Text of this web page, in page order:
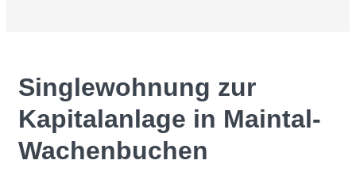
Singlewohnung zur
Kapitalanlage in Maintal-
Wachenbuchen